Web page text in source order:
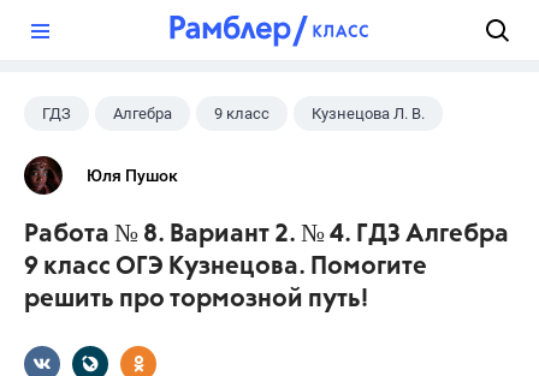
ГДЗ Алгебра 9 класс Кузнецова Л. В.
Юля Пушок
Работа № 8. Вариант 2. № 4. ГДЗ Алгебра
9 класс ОГЭ Кузнецова. Помогите
решить про тормозной путь!